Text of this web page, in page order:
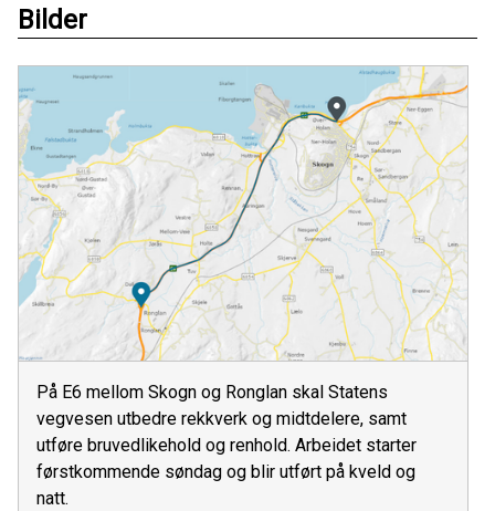
Bilder
På E6 mellom Skogn og Ronglan skal Statens
vegvesen utbedre rekkverk og midtdelere, samt
utføre bruvedlikehold og renhold. Arbeidet starter
førstkommende søndag og blir utført på kveld og
natt.